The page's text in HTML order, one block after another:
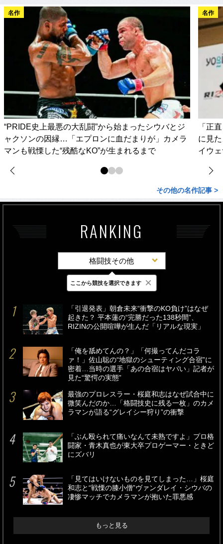
名作
“PRIDE史上最悪の大乱闘”から始まったシウバとジ
ャクソンの因縁…「エプロンに血だまりが」カメラ
マンも戦慄した“残酷なKO”が生まれるまで
名作
「正
に見
イウ
その他の名作記事 >
RANKING
格闘技その他
最新 24時間 週間
「引退発表」朝倉未来“衝撃のKO負け”はなぜ
起きた？ 平本蓮の“完勝だった138秒間”、
RIZINの公開喧嘩が生んだ「リアルな現実」
「俺を舐めてんの？」「何撮ってんだコラ
ァ！」佐山聡の“地獄のシューティング合宿”に
密着…当時の選手「あの合宿はヤバい」記者が
見た“驚愕の実態”
最強のプロレスラー・桜庭和志はなぜ試合中に
微笑んだのか…「格闘技史に残る一枚」のカメ
ラマンが語る“グレイシー狩り”の衝撃
「ぶん殴られて痛いなんて未熟ですよ」プロ格
闘家・青木真也が東大卒プロゲーマー・ときど
にズバリ
「見てはいけないものを見てしまった…」桜庭
和志と“戦慄の膝小僧”ヴァンダレイ・シウバの
凄惨マッチでカメラマンが抱いた罪悪感
もっと見る
ここから競技を選択できます ×